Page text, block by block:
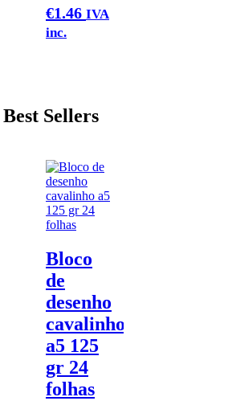
€1.46 IVA
inc.
Best Sellers
Bloco
de
desenho
cavalinho
a5 125
gr 24
folhas